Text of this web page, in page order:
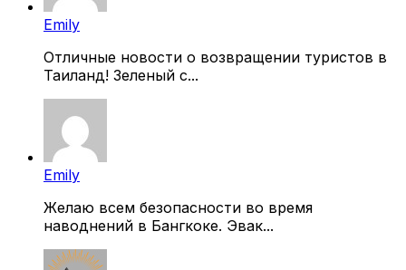
Emily
Отличные новости о возвращении туристов в
Таиланд! Зеленый с...
Emily
Желаю всем безопасности во время
наводнений в Бангкоке. Эвак...